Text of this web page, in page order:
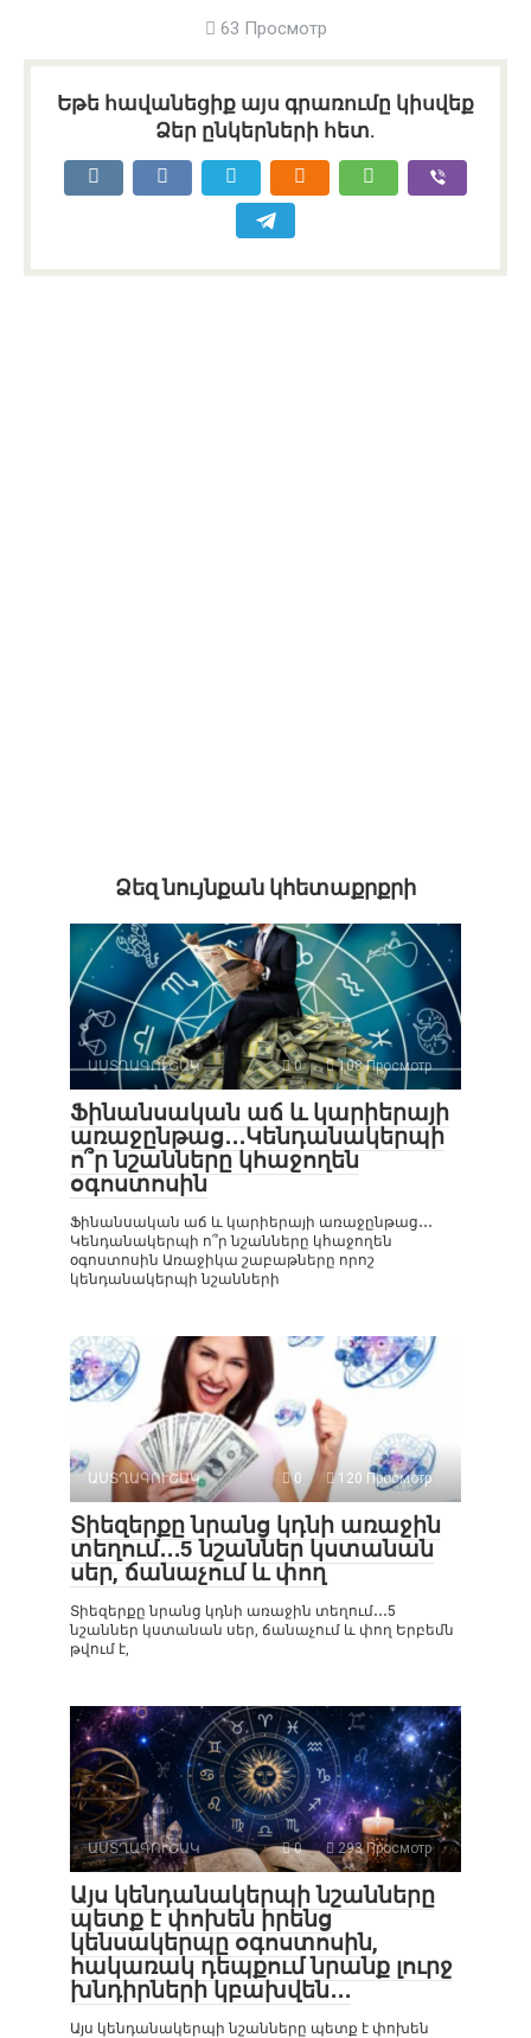
63 Просмотр
Եթե հավանեցիք այս գրառումը կիսվեք
Ձեր ընկերների հետ.
Ձեզ նույնքան կհետաքրքրի
ԱՍՏՂԱԳՈՒՇԱԿ 0 108 Просмотр
Ֆինանսական աճ և կարիերայի
առաջընթաց․․․Կենդանակերպի
ո՞ր նշանները կհաջողեն
օգոստոսին
Ֆինանսական աճ և կարիերայի առաջընթաց․․․
Կենդանակերպի ո՞ր նշանները կհաջողեն
օգոստոսին Առաջիկա շաբաթները որոշ
կենդանակերպի նշանների
ԱՍՏՂԱԳՈՒՇԱԿ 0 120 Просмотр
Տիեզերքը նրանց կդնի առաջին
տեղում․․․5 նշաններ կստանան
սեր, ճանաչում և փող
Տիեզերքը նրանց կդնի առաջին տեղում․․․5
նշաններ կստանան սեր, ճանաչում և փող Երբեմն
թվում է,
ԱՍՏՂԱԳՈՒՇԱԿ 0 293 Просмотр
Այս կենդանակերպի նշանները
պետք է փոխեն իրենց
կենսակերպը օգոստոսին,
հակառակ դեպքում նրանք լուրջ
խնդիրների կբախվեն․․․
Այս կենդանակերպի նշանները պետք է փոխեն